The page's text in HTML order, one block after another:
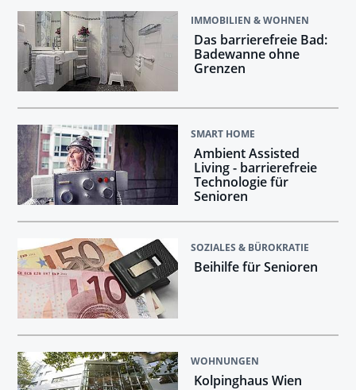
IMMOBILIEN & WOHNEN
Das barrierefreie Bad:
Badewanne ohne
Grenzen
SMART HOME
Ambient Assisted
Living - barrierefreie
Technologie für
Senioren
SOZIALES & BÜROKRATIE
Beihilfe für Senioren
WOHNUNGEN
Kolpinghaus Wien